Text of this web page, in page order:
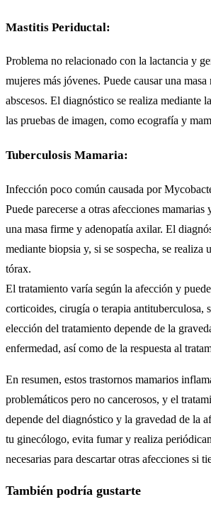
Mastitis Periductal:
Problema no relacionado con la lactancia y
mujeres más jóvenes. Puede causar una
abscesos. El diagnóstico se realiza mediante
las pruebas de imagen, como ecografía y
Tuberculosis Mamaria:
Infección poco común causada por
Puede parecerse a otras afecciones mamarias
una masa firme y adenopatía axilar. El
mediante biopsia y, si se sospecha, se realiza
tórax.
El tratamiento varía según la afección y
corticoides, cirugía o terapia antituberculosa,
elección del tratamiento depende de la
enfermedad, así como de la respuesta al
En resumen, estos trastornos mamarios
problemáticos pero no cancerosos, y el
depende del diagnóstico y la gravedad de la
tu ginecólogo, evita fumar y realiza
necesarias para descartar otras afecciones si
También podría gustarte